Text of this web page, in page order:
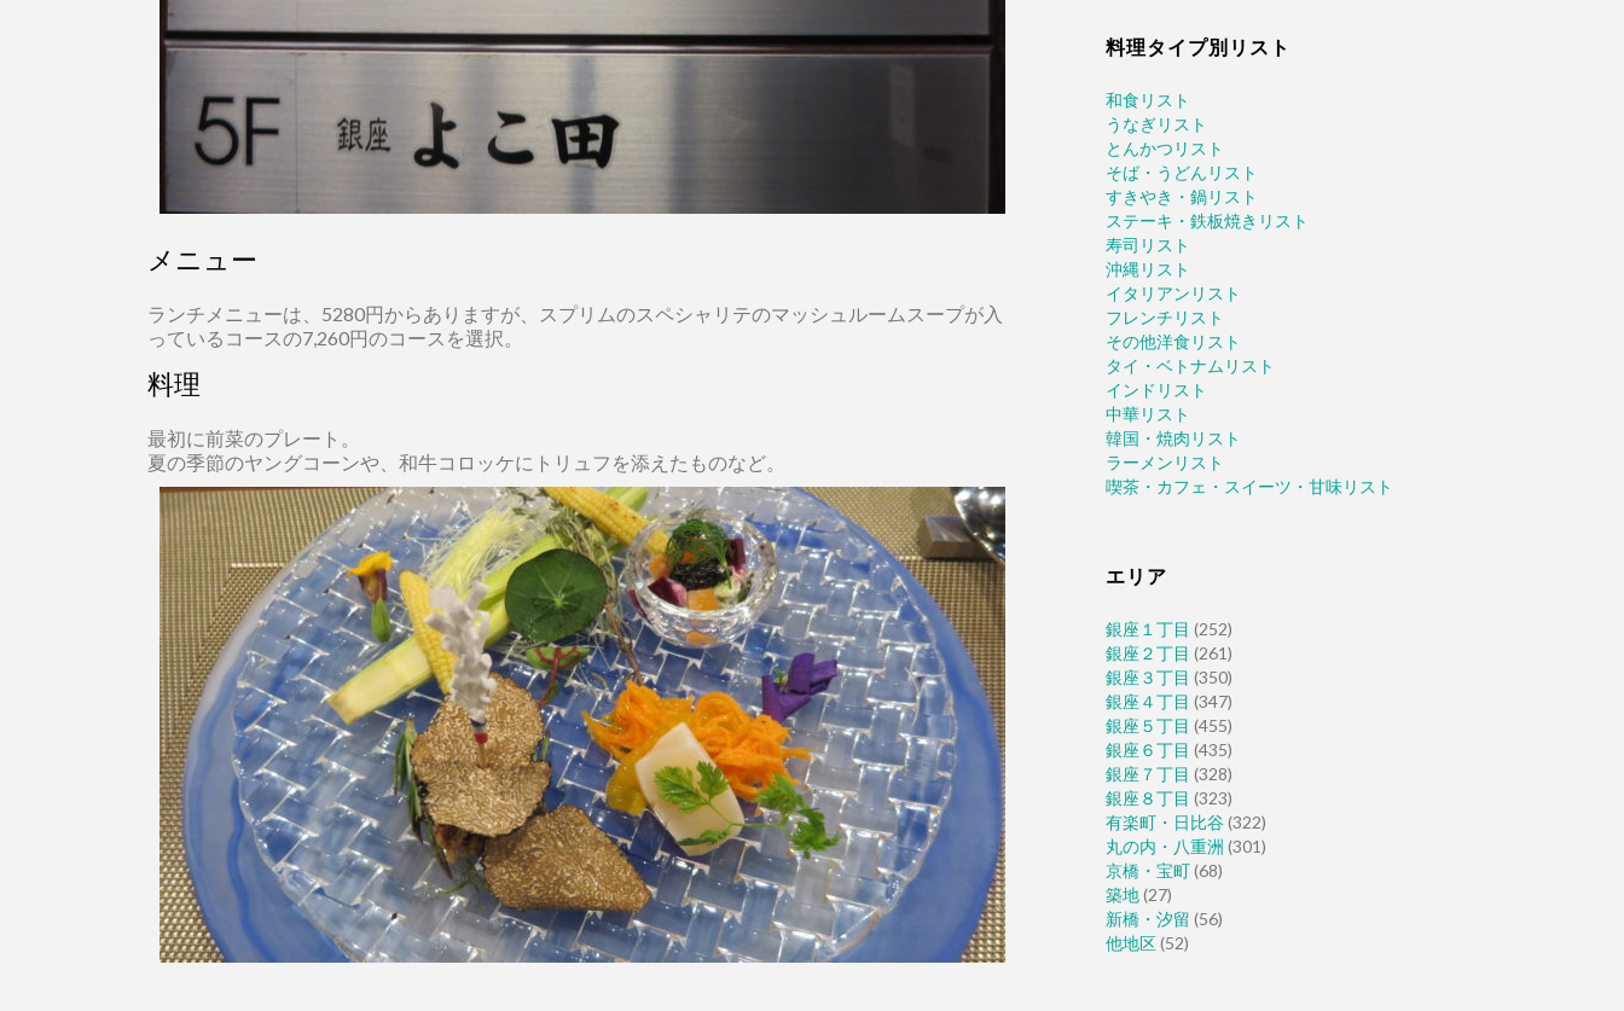
メニュー
ランチメニューは、5280円からありますが、スプリムのスペシャリテのマッシュルームスープが入
っているコースの7,260円のコースを選択。
料理
最初に前菜のプレート。
夏の季節のヤングコーンや、和牛コロッケにトリュフを添えたものなど。
料理タイプ別リスト
和食リスト
うなぎリスト
とんかつリスト
そば・うどんリスト
すきやき・鍋リスト
ステーキ・鉄板焼きリスト
寿司リスト
沖縄リスト
イタリアンリスト
フレンチリスト
その他洋食リスト
タイ・ベトナムリスト
インドリスト
中華リスト
韓国・焼肉リスト
ラーメンリスト
喫茶・カフェ・スイーツ・甘味リスト
エリア
銀座１丁目 (252)
銀座２丁目 (261)
銀座３丁目 (350)
銀座４丁目 (347)
銀座５丁目 (455)
銀座６丁目 (435)
銀座７丁目 (328)
銀座８丁目 (323)
有楽町・日比谷(322)
丸の内・八重洲 (301)
京橋・宝町(68)
築地(27)
新橋・汐留 (56)
他地区(52)